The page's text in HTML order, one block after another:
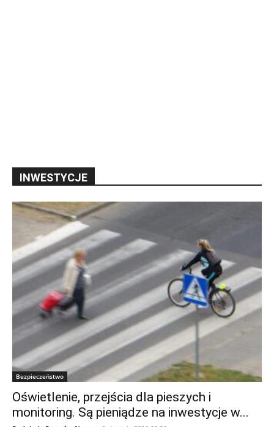
INWESTYCJE
Bezpieczeństwo
Oświetlenie, przejścia dla pieszych i
monitoring. Są pieniądze na inwestycje w...